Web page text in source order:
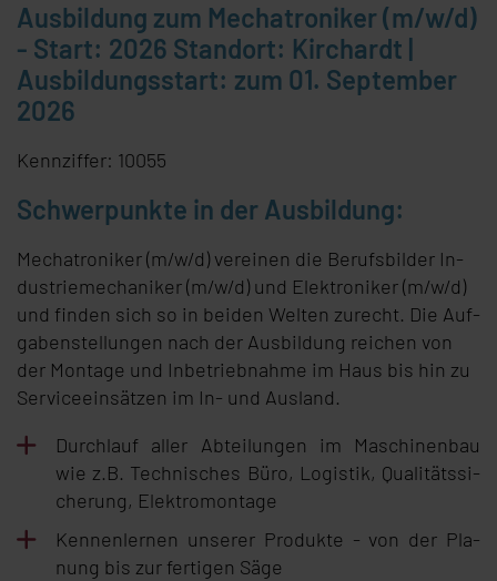
Ausbildung zum Mechatroniker (m/w/d)
- Start: 2026 Standort: Kirchardt |
Ausbildungsstart: zum 01. September
2026
Kennziffer: 10055
Schwer­punk­te in der Aus­bil­dung:
Me­cha­tro­ni­ker (m/w/d) ver­ei­nen die Be­rufs­bil­der In­
dus­trie­me­cha­ni­ker (m/w/d) und Elek­tro­ni­ker (m/w/d)
und fin­den sich so in bei­den Wel­ten zu­recht. Die Auf­
ga­ben­stel­lun­gen nach der Aus­bil­dung rei­chen von
der Mon­ta­ge und In­be­trieb­nah­me im Haus bis hin zu
Ser­vice­ein­sät­zen im In- und Aus­land.
Durch­lauf al­ler Ab­tei­lun­gen im Ma­schi­nen­bau
wie z.B. Tech­ni­sches Bü­ro, Lo­gis­tik, Qua­li­täts­si­
che­rung, Elek­tro­mon­ta­ge
Ken­nen­ler­nen un­se­rer Pro­duk­te - von der Pla­
nung bis zur fer­ti­gen Sä­ge